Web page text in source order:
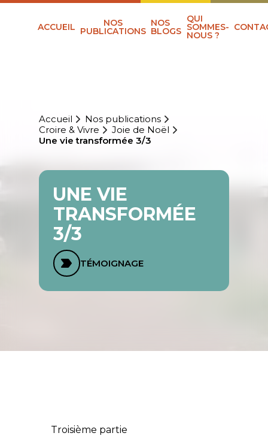
ACCUEIL NOS
PUBLICATIONS
NOS
BLOGS
QUI
SOMMES-
NOUS ?
Accueil
Nos publications
Croire & Vivre
Joie de Noël
Une vie transformée 3/3
UNE VIE
TRANSFORMÉE
3/3
TÉMOIGNAGE
Troisième partie